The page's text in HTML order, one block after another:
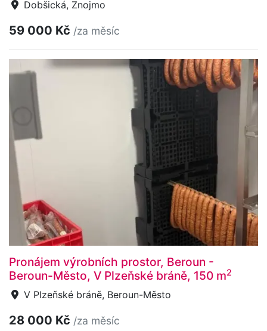
Dobšická, Znojmo
59 000 Kč /za měsíc
Pronájem výrobních prostor, Beroun -
Beroun-Město, V Plzeňské bráně, 150 m2
V Plzeňské bráně, Beroun-Město
28 000 Kč /za měsíc